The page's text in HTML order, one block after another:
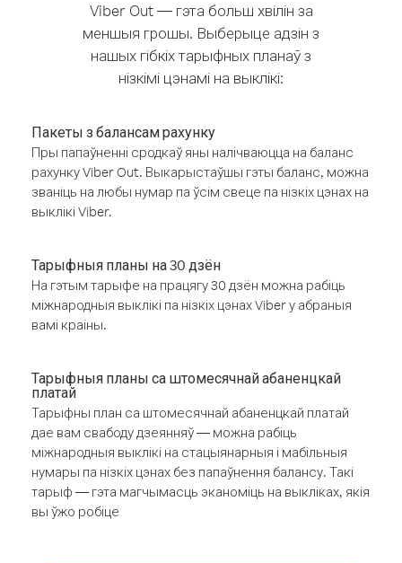
Viber Out — гэта больш хвілін за
меншыя грошы. Выберыце адзін з
нашых гібкіх тарыфных планаў з
нізкімі цэнамі на выклікі:
Пакеты з балансам рахунку
Пры папаўненні сродкаў яны налічваюцца на баланс
рахунку Viber Out. Выкарыстаўшы гэты баланс, можна
званіць на любы нумар па ўсім свеце па нізкіх цэнах на
выклікі Viber.
Тарыфныя планы на 30 дзён
На гэтым тарыфе на працягу 30 дзён можна рабіць
міжнародныя выклікі па нізкіх цэнах Viber у абраныя
вамі краіны.
Тарыфныя планы са штомесячнай абаненцкай
платай
Тарыфны план са штомесячнай абаненцкай платай
дае вам свабоду дзеянняў — можна рабіць
міжнародныя выклікі на стацыянарныя і мабільныя
нумары па нізкіх цэнах без папаўнення балансу. Такі
тарыф — гэта магчымасць эканоміць на выкліках, якія
вы ўжо робіце